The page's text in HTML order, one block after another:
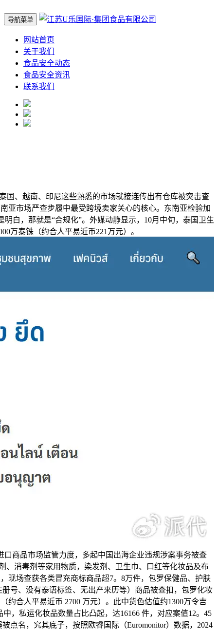
导航菜单
网站首页
关于我们
食品安全动态
食品安全资讯
联系我们
、越南、印尼这些熟悉的市场就接连传出有仓库被突击查
亚市场严查步履中最受跨境卖家关心的核心。东南亚检验加
白，那就是“合规化”。外媒动静显示，10月中旬，泰国卫生
万泰铢（约合人平易近币221万元）。
商品市场监管力度，多起中国出海企业违规涉案事务被查
、消毒剂等家用物质，染发剂、卫生巾、口红等化妆品及布
现场查获各类冒充商标商品超7。8万件，包罗保健品、护肤
号、没有泰语标签、无出产来历等）商品被查扣，包罗化妆
约合人平易近币 2700 万元）。此中货色估值约1300万令吉
，私运化妆品数量占比凸起，达16166 件，对应案值12。45
点名，究其底子，按照欧睿国际（Euromonitor）数据，2024